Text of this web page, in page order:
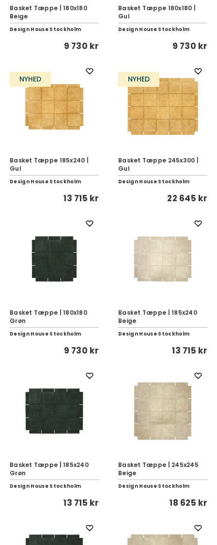
Basket Tæppe | 180x180
Beige
Design House Stockholm
9 730 kr
Basket Tæppe 180x180 |
Gul
Design House Stockholm
9 730 kr
NYHED
Basket Tæppe 185x240 |
Gul
Design House Stockholm
13 715 kr
NYHED
Basket Tæppe 245x300 |
Gul
Design House Stockholm
22 645 kr
Basket Tæppe | 180x180
Grøn
Design House Stockholm
9 730 kr
Basket Tæppe | 185x240
Beige
Design House Stockholm
13 715 kr
Basket Tæppe | 185x240
Grøn
Design House Stockholm
13 715 kr
Basket Tæppe | 245x245
Beige
Design House Stockholm
18 625 kr